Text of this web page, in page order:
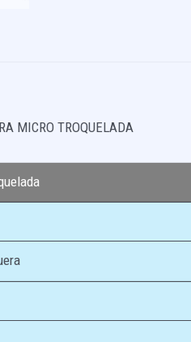
MICRO TROQUELADA